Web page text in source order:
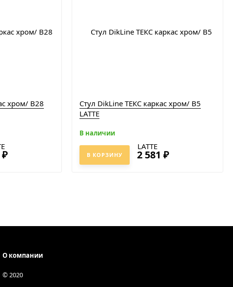
хром/ B28
₽
Стул DikLine ТЕКС каркас хром/ B5
LATTE
В наличии
В КОРЗИНУ 2 581 ₽
О компании
© 2020